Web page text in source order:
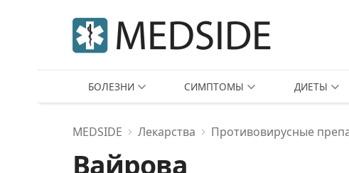
БОЛЕЗНИ СИМПТОМЫ ДИЕТЫ
MEDSIDE Лекарства Противовирусные
Вайрова